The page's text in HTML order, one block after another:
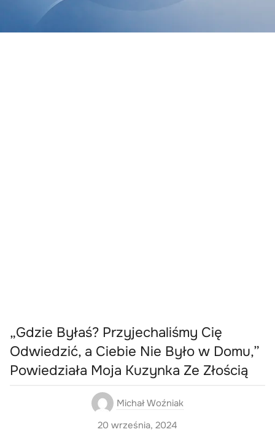
„Gdzie Byłaś? Przyjechaliśmy Cię
Odwiedzić, a Ciebie Nie Było w Domu,”
Powiedziała Moja Kuzynka Ze Złością
Michał Woźniak
20 września, 2024